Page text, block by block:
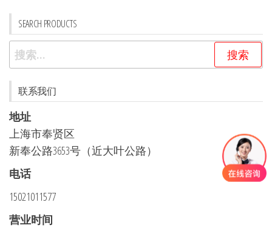
SEARCH PRODUCTS
搜
索：
联系我们
地址
上海市奉贤区
新奉公路3653号（近大叶公路）
电话
15021011577
营业时间